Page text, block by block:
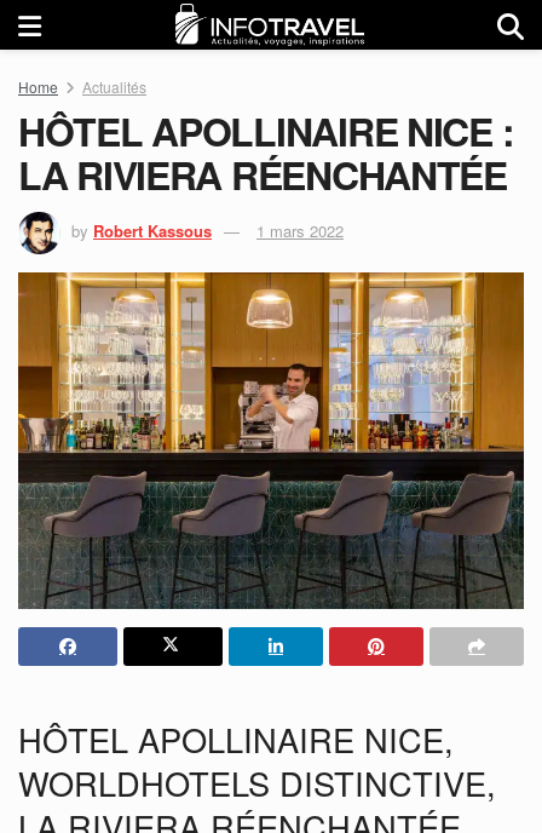
Home Actualités
HÔTEL APOLLINAIRE NICE :
LA RIVIERA RÉENCHANTÉE
by Robert Kassous 1 mars 2022
HÔTEL APOLLINAIRE NICE,
WORLDHOTELS DISTINCTIVE,